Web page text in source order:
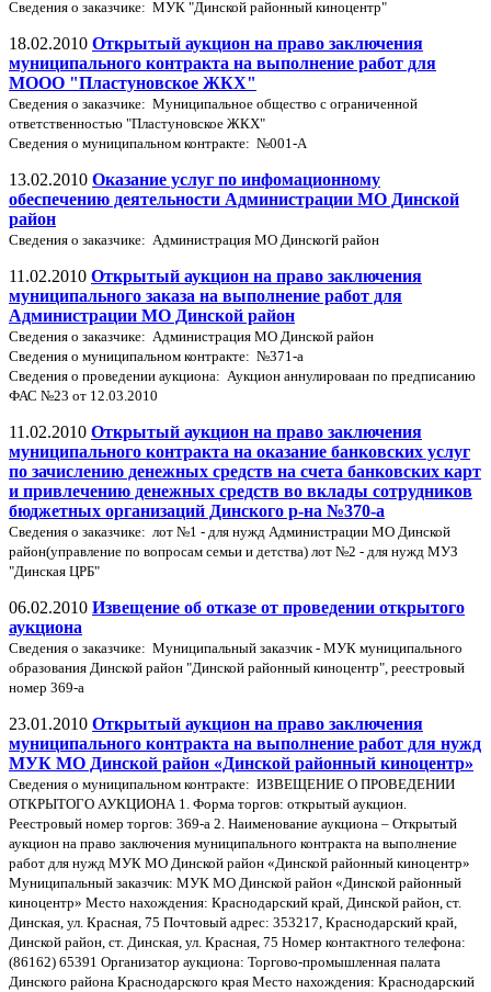
Cведения о заказчике: МУК "Динской районный киноцентр"
18.02.2010 Открытый аукцион на право заключения
муниципального контракта на выполнение работ для
МООО "Пластуновское ЖКХ"
Cведения о заказчике: Муниципальное общество с ограниченной
ответственностью "Пластуновское ЖКХ"
Сведения о муниципальном контракте: №001-А
13.02.2010 Оказание услуг по инфомационному
обеспечению деятельности Администрации МО Динской
район
Cведения о заказчике: Администрация МО Динскогй район
11.02.2010 Открытый аукцион на право заключения
муниципального заказа на выполнение работ для
Администрации МО Динской район
Cведения о заказчике: Администрация МО Динской район
Сведения о муниципальном контракте: №371-а
Сведения о проведении аукциона: Аукцион аннулироваан по предписанию
ФАС №23 от 12.03.2010
11.02.2010 Открытый аукцион на право заключения
муниципального контракта на оказание банковских услуг
по зачислению денежных средств на счета банковских карт
и привлечению денежных средств во вклады сотрудников
бюджетных организаций Динского р-на №370-а
Cведения о заказчике: лот №1 - для нужд Администрации МО Динской
район(управление по вопросам семьи и детства) лот №2 - для нужд МУЗ
"Динская ЦРБ"
06.02.2010 Извещение об отказе от проведении открытого
аукциона
Cведения о заказчике: Муниципальный заказчик - МУК муниципального
образования Динской район "Динской районный киноцентр", реестровый
номер 369-а
23.01.2010 Открытый аукцион на право заключения
муниципального контракта на выполнение работ для нужд
МУК МО Динской район «Динской районный киноцентр»
Сведения о муниципальном контракте: ИЗВЕЩЕНИЕ О ПРОВЕДЕНИИ
ОТКРЫТОГО АУКЦИОНА 1. Форма торгов: открытый аукцион.
Реестровый номер торгов: 369-а 2. Наименование аукциона – Открытый
аукцион на право заключения муниципального контракта на выполнение
работ для нужд МУК МО Динской район «Динской районный киноцентр»
Муниципальный заказчик: МУК МО Динской район «Динской районный
киноцентр» Место нахождения: Краснодарский край, Динской район, ст.
Динская, ул. Красная, 75 Почтовый адрес: 353217, Краснодарский край,
Динской район, ст. Динская, ул. Красная, 75 Номер контактного телефона:
(86162) 65391 Организатор аукциона: Торгово-промышленная палата
Динского района Краснодарского края Место нахождения: Краснодарский